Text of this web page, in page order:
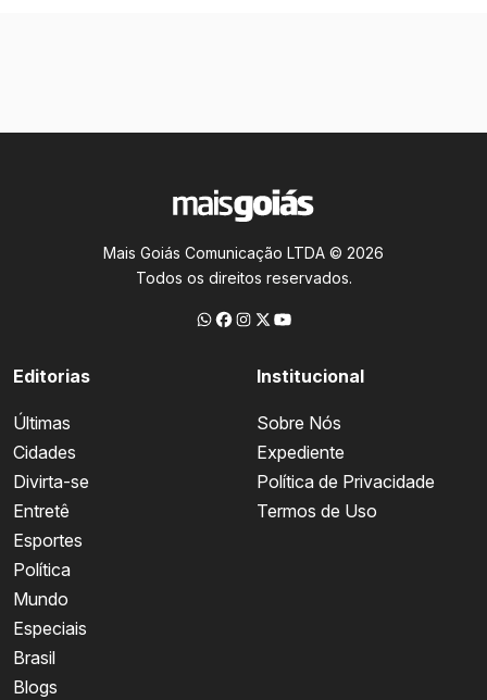
Mais Goiás Comunicação LTDA © 2026
Todos os direitos reservados.
Editorias
Últimas
Cidades
Divirta-se
Entretê
Esportes
Política
Mundo
Especiais
Brasil
Blogs
Institucional
Sobre Nós
Expediente
Política de Privacidade
Termos de Uso